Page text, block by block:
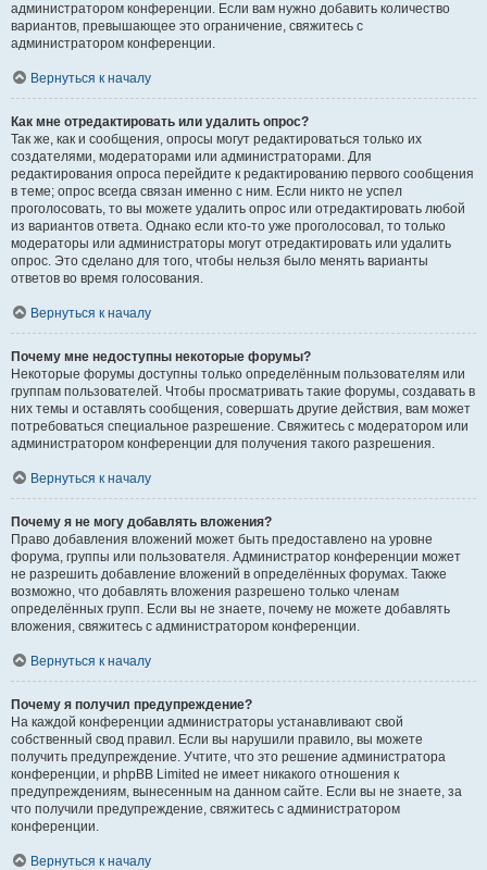
администратором конференции. Если вам нужно добавить количество
вариантов, превышающее это ограничение, свяжитесь с
администратором конференции.
Вернуться к началу
Как мне отредактировать или удалить опрос?
Так же, как и сообщения, опросы могут редактироваться только их
создателями, модераторами или администраторами. Для
редактирования опроса перейдите к редактированию первого сообщения
в теме; опрос всегда связан именно с ним. Если никто не успел
проголосовать, то вы можете удалить опрос или отредактировать любой
из вариантов ответа. Однако если кто-то уже проголосовал, то только
модераторы или администраторы могут отредактировать или удалить
опрос. Это сделано для того, чтобы нельзя было менять варианты
ответов во время голосования.
Вернуться к началу
Почему мне недоступны некоторые форумы?
Некоторые форумы доступны только определённым пользователям или
группам пользователей. Чтобы просматривать такие форумы, создавать в
них темы и оставлять сообщения, совершать другие действия, вам может
потребоваться специальное разрешение. Свяжитесь с модератором или
администратором конференции для получения такого разрешения.
Вернуться к началу
Почему я не могу добавлять вложения?
Право добавления вложений может быть предоставлено на уровне
форума, группы или пользователя. Администратор конференции может
не разрешить добавление вложений в определённых форумах. Также
возможно, что добавлять вложения разрешено только членам
определённых групп. Если вы не знаете, почему не можете добавлять
вложения, свяжитесь с администратором конференции.
Вернуться к началу
Почему я получил предупреждение?
На каждой конференции администраторы устанавливают свой
собственный свод правил. Если вы нарушили правило, вы можете
получить предупреждение. Учтите, что это решение администратора
конференции, и phpBB Limited не имеет никакого отношения к
предупреждениям, вынесенным на данном сайте. Если вы не знаете, за
что получили предупреждение, свяжитесь с администратором
конференции.
Вернуться к началу